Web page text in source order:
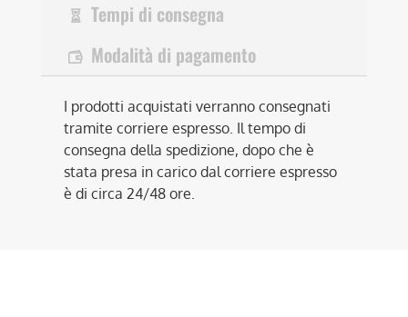
Tempi di consegna
Modalità di pagamento
I prodotti acquistati verranno consegnati
tramite corriere espresso. Il tempo di
consegna della spedizione, dopo che è
stata presa in carico dal corriere espresso
è di circa 24/48 ore.